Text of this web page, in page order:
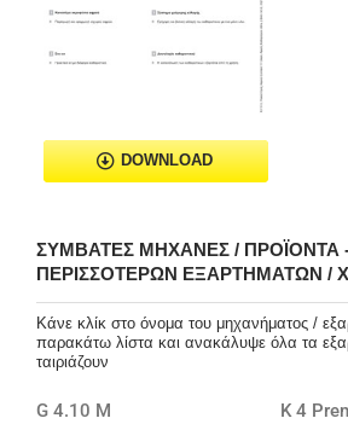
DOWNLOAD
ΣΥΜΒΑΤΈΣ ΜΗΧΑΝΈΣ / ΠΡΟΪΌΝΤΑ
ΠΕΡΙΣΣΌΤΕΡΩΝ ΕΞΑΡΤΗΜΆΤΩΝ /
Κάνε κλίκ στο όνομα του μηχανήματος /
παρακάτω λίστα και ανακάλυψε όλα τα
ταιριάζουν
G 4.10 M
K 4